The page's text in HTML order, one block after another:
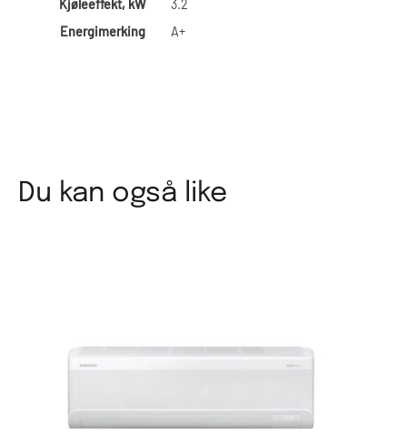
Kjøleeffekt, kW
3.2
Energimerking
A+
Du kan også like